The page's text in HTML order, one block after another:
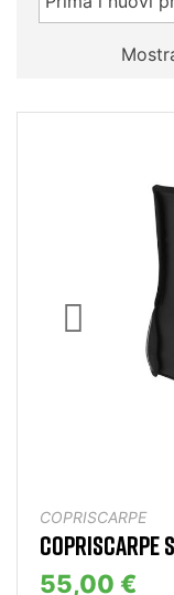
COPRISCARPE
COPRISCARPE
55,00 €